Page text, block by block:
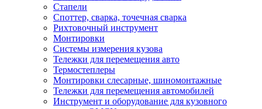
Стапели
Споттер, сварка, точечная сварка
Рихтовочный инструмент
Монтировки
Системы измерения кузова
Тележки для перемещения авто
Термостеплеры
Монтировки слесарные, шиномонтажные
Тележки для перемещения автомобилей
Инструмент и оборудование для кузовного